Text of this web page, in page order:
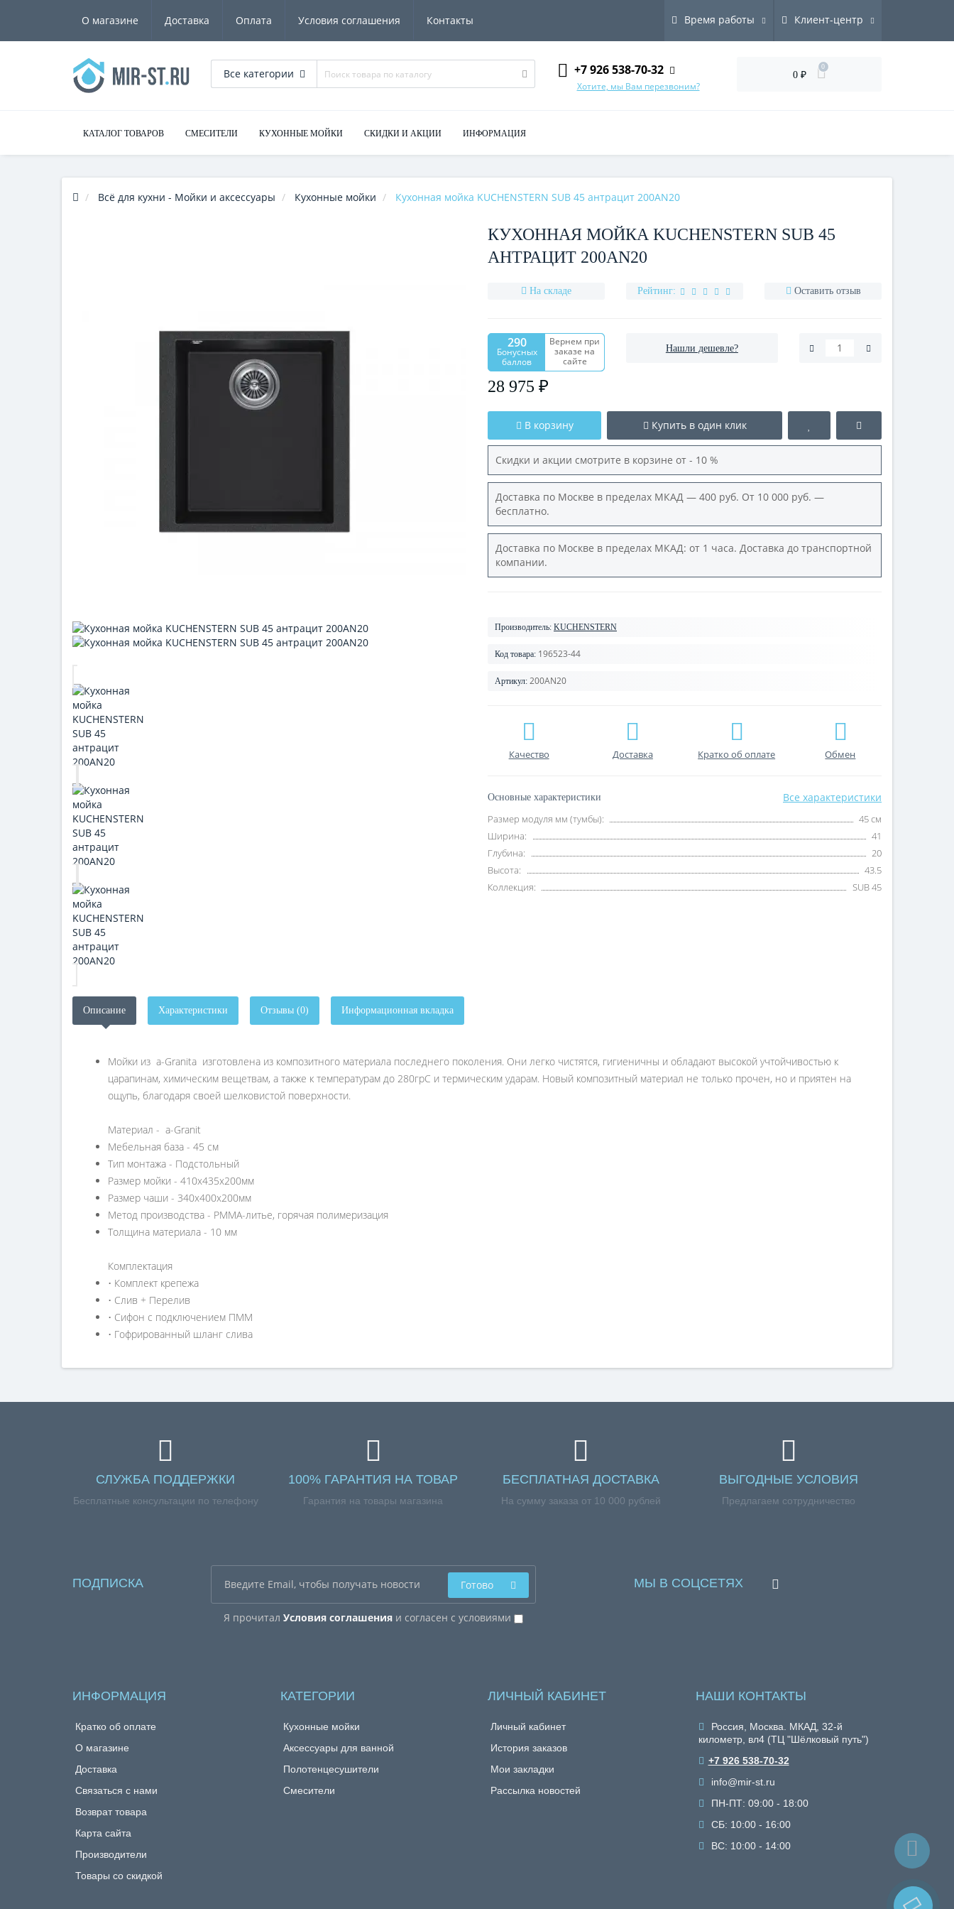
О магазине Доставка Оплата Условия соглашения Контакты Время работы Клиент-центр
Все категории +7 926 538-70-32
Хотите, мы Вам перезвоним?
0 ₽
0
КАТАЛОГ ТОВАРОВ СМЕСИТЕЛИ КУХОННЫЕ МОЙКИ СКИДКИ И АКЦИИ ИНФОРМАЦИЯ
Всё для кухни - Мойки и аксессуары Кухонные мойки Кухонная мойка KUCHENSTERN SUB 45 антрацит 200AN20
КУХОННАЯ МОЙКА KUCHENSTERN SUB 45
АНТРАЦИТ 200AN20
На складе Рейтинг: Оставить отзыв
290
Бонусных
баллов
Вернем при
заказе на
сайте
28 975 ₽
Нашли дешевле?
В корзину Купить в один клик
Скидки и акции смотрите в корзине от - 10 %
Доставка по Москве в пределах МКАД — 400 руб. От 10 000 руб. —
бесплатно.
Доставка по Москве в пределах МКАД: от 1 часа. Доставка до транспортной
компании.
Производитель: KUCHENSTERN
Код товара: 196523-44
Артикул: 200AN20
Качество Доставка Кратко об оплате Обмен
Основные характеристики Все характеристики
Размер модуля мм (тумбы):
45 см
Ширина:
41
Глубина:
20
Высота:
43.5
Коллекция:
SUB 45
Описание Характеристики Отзывы (0) Информационная вкладка
Мойки из a-Granitа изготовлена из композитного материала последнего поколения. Они легко чистятся, гигиеничны и обладают высокой учтойчивостью к
царапинам, химическим вещетвам, а также к температурам до 280грС и термическим ударам. Новый композитный материал не только прочен, но и приятен на
ощупь, благодаря своей шелковистой поверхности.
Материал - a-Granit
Мебельная база - 45 см
Тип монтажа - Подстольный
Размер мойки - 410х435х200мм
Размер чаши - 340х400х200мм
Метод производства - PMMA-литье, горячая полимеризация
Толщина материала - 10 мм
Комплектация
• Комплект крепежа
• Слив + Перелив
• Сифон с подключением ПММ
• Гофрированный шланг слива
СЛУЖБА ПОДДЕРЖКИ
Бесплатные консультации по телефону
100% ГАРАНТИЯ НА ТОВАР
Гарантия на товары магазина
БЕСПЛАТНАЯ ДОСТАВКА
На сумму заказа от 10 000 рублей
ВЫГОДНЫЕ УСЛОВИЯ
Предлагаем сотрудничество
ПОДПИСКА
Я прочитал Условия соглашенияи согласен с условиями
Готово МЫ В СОЦСЕТЯХ
ИНФОРМАЦИЯ
Кратко об оплате
О магазине
Доставка
Связаться с нами
Возврат товара
Карта сайта
Производители
Товары со скидкой
КАТЕГОРИИ
Кухонные мойки
Аксессуары для ванной
Полотенцесушители
Смесители
ЛИЧНЫЙ КАБИНЕТ
Личный кабинет
История заказов
Мои закладки
Рассылка новостей
НАШИ КОНТАКТЫ
Россия, Москва. МКАД, 32-й
километр, вл4 (ТЦ "Шёлковый путь")
+7 926 538-70-32
info@mir-st.ru
ПН-ПТ: 09:00 - 18:00
СБ: 10:00 - 16:00
ВС: 10:00 - 14:00